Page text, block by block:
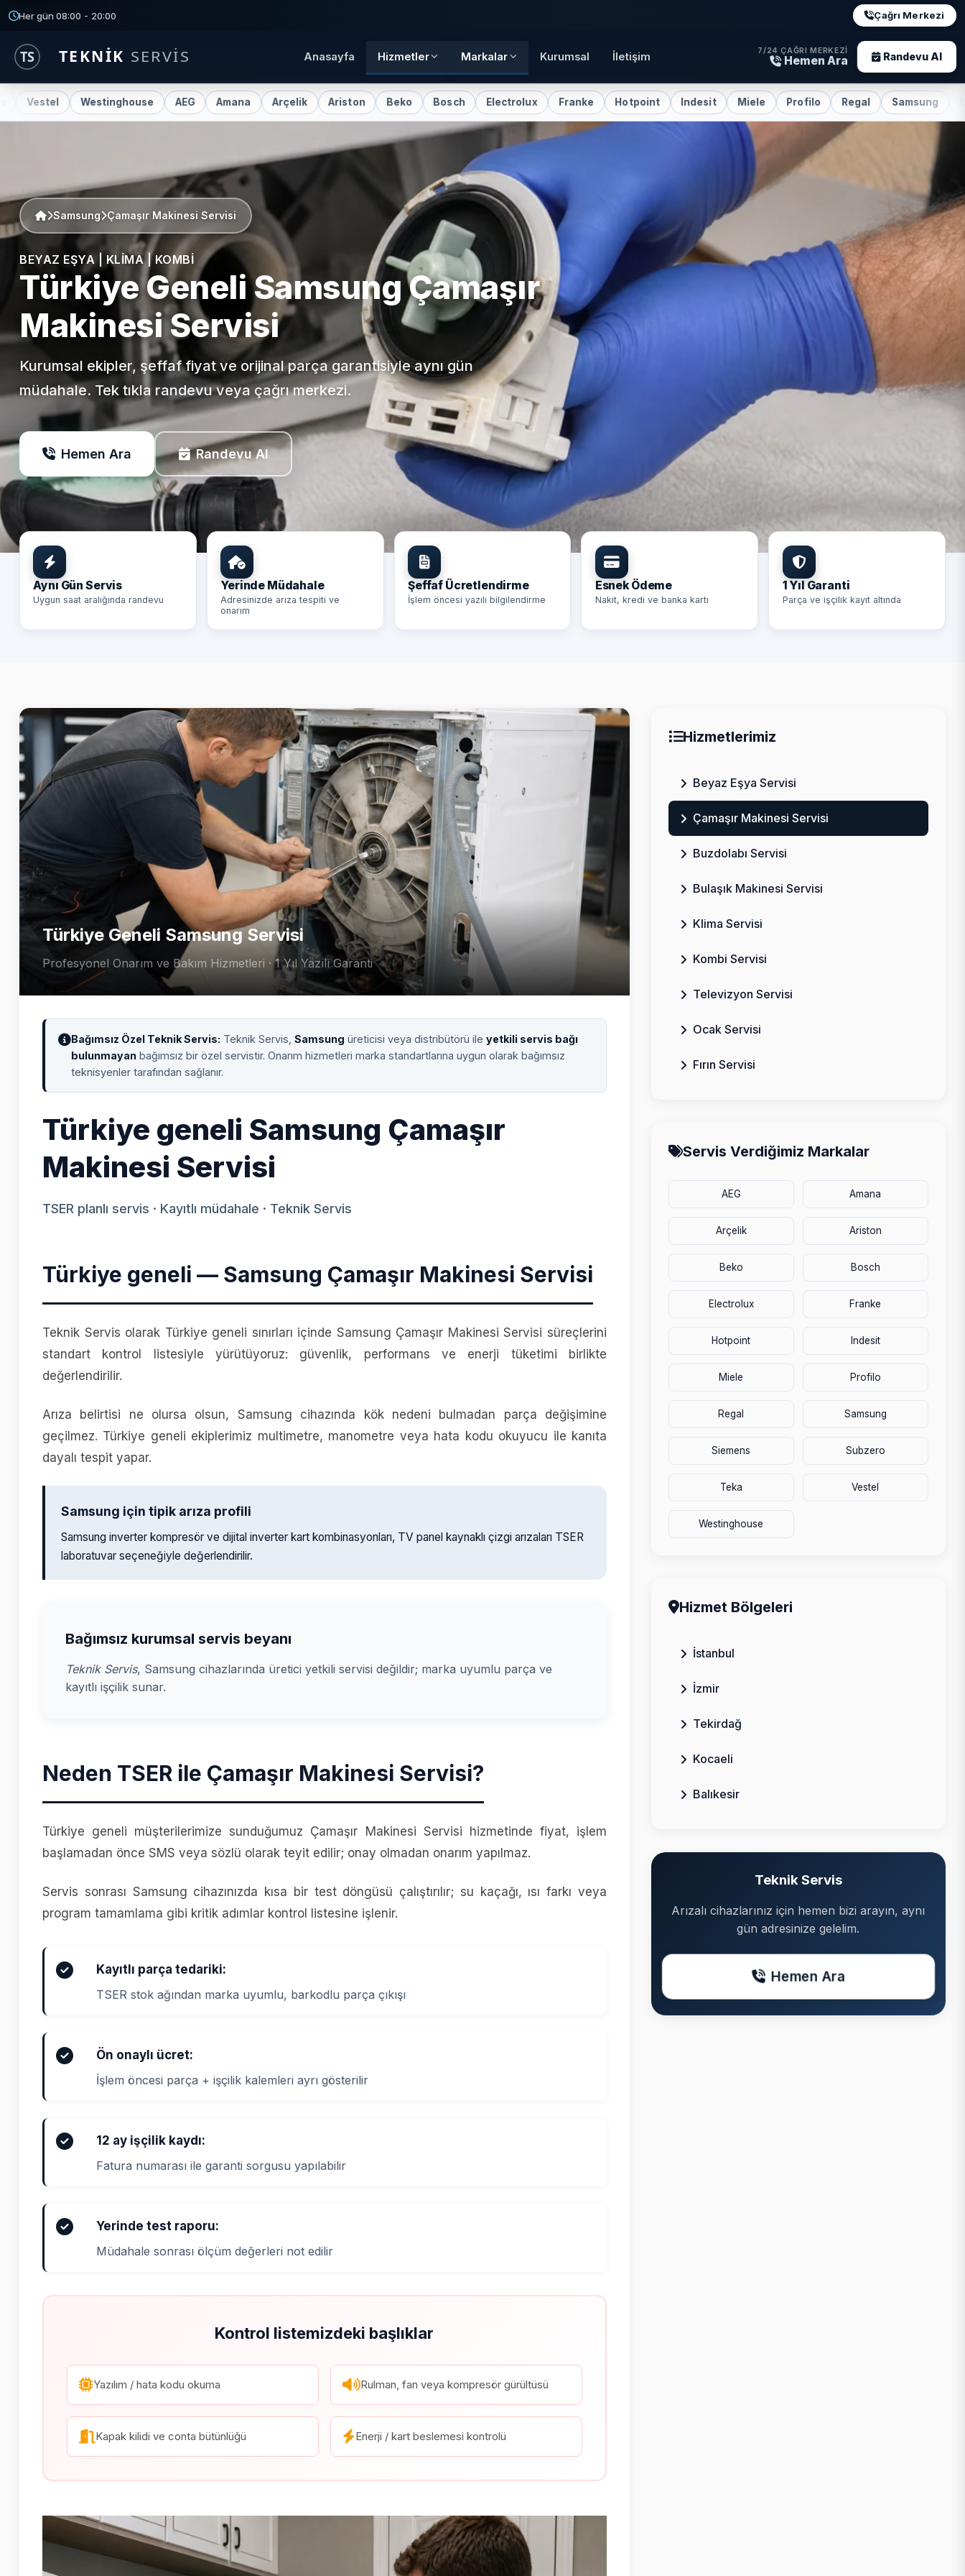
Her gün 08:00 - 20:00 Çağrı Merkezi
Anasayfa Hizmetler Markalar Kurumsal İletişim 7/24 ÇAĞRI MERKEZI
Hemen Ara Randevu Al
Westinghouse AEG Amana Arçelik Ariston Beko Bosch Electrolux Franke Hotpoint Indesit Miele Profilo Regal Samsung Siemens
Samsung Çamaşır Makinesi Servisi
BEYAZ EŞYA | KLIMA | KOMBI
Türkiye GeneliSamsungÇamaşır
Makinesi Servisi
Kurumsal ekipler, şeffaf fiyat ve orijinal parça garantisiyle aynı gün
müdahale. Tek tıkla randevu veya çağrı merkezi.
Hemen Ara Randevu Al
Aynı Gün Servis
Uygun saat aralığında randevu
Yerinde Müdahale
Adresinizde arıza tespiti ve
onarım
Şeffaf Ücretlendirme
İşlem öncesi yazılı bilgilendirme
Esnek Ödeme
Nakit, kredi ve banka kartı
1 Yıl Garanti
Parça ve işçilik kayıt altında
Türkiye Geneli Samsung Servisi
Profesyonel Onarım ve Bakım Hizmetleri · 1 Yıl Yazılı Garanti
Bağımsız Özel Teknik Servis: Teknik Servis,Samsung üreticisi veya distribütörü ileyetkili servis bağı
bulunmayan bağımsız bir özel servistir. Onarım hizmetleri marka standartlarına uygun olarak bağımsız
teknisyenler tarafından sağlanır.
Türkiye geneli Samsung Çamaşır
Makinesi Servisi
TSER planlı servis · Kayıtlı müdahale · Teknik Servis
Türkiye geneli — Samsung Çamaşır Makinesi Servisi
Teknik Servis olarak Türkiye geneli sınırları içinde Samsung Çamaşır Makinesi Servisi süreçlerini
standart kontrol listesiyle yürütüyoruz: güvenlik, performans ve enerji tüketimi birlikte
değerlendirilir.
Arıza belirtisi ne olursa olsun, Samsung cihazında kök nedeni bulmadan parça değişimine
geçilmez. Türkiye geneli ekiplerimiz multimetre, manometre veya hata kodu okuyucu ile kanıta
dayalı tespit yapar.
Samsung için tipik arıza profili
Samsung inverter kompresör ve dijital inverter kart kombinasyonları, TV panel kaynaklı çizgi arızaları TSER
laboratuvar seçeneğiyle değerlendirilir.
Bağımsız kurumsal servis beyanı
Teknik Servis, Samsung cihazlarında üretici yetkili servisi değildir; marka uyumlu parça ve
kayıtlı işçilik sunar.
Neden TSER ile Çamaşır Makinesi Servisi?
Türkiye geneli müşterilerimize sunduğumuz Çamaşır Makinesi Servisi hizmetinde fiyat, işlem
başlamadan önce SMS veya sözlü olarak teyit edilir; onay olmadan onarım yapılmaz.
Servis sonrası Samsung cihazınızda kısa bir test döngüsü çalıştırılır; su kaçağı, ısı farkı veya
program tamamlama gibi kritik adımlar kontrol listesine işlenir.
Kayıtlı parça tedariki:
TSER stok ağından marka uyumlu, barkodlu parça çıkışı
Ön onaylı ücret:
İşlem öncesi parça + işçilik kalemleri ayrı gösterilir
12 ay işçilik kaydı:
Fatura numarası ile garanti sorgusu yapılabilir
Yerinde test raporu:
Müdahale sonrası ölçüm değerleri not edilir
Kontrol listemizdeki başlıklar
Yazılım / hata kodu okuma Rulman, fan veya kompresör gürültüsü
Kapak kilidi ve conta bütünlüğü Enerji / kart beslemesi kontrolü
Hizmetlerimiz
Beyaz Eşya Servisi
Çamaşır Makinesi Servisi
Buzdolabı Servisi
Bulaşık Makinesi Servisi
Klima Servisi
Kombi Servisi
Televizyon Servisi
Ocak Servisi
Fırın Servisi
Servis Verdiğimiz Markalar
AEG Amana
Arçelik Ariston
Beko Bosch
Electrolux Franke
Hotpoint Indesit
Miele Profilo
Regal Samsung
Siemens Subzero
Teka Vestel
Westinghouse
Hizmet Bölgeleri
İstanbul
İzmir
Tekirdağ
Kocaeli
Balıkesir
Teknik Servis
Arızalı cihazlarınız için hemen bizi arayın, aynı
gün adresinize gelelim.
Hemen Ara